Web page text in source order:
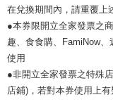
在兌換期間內，請重覆上
●本券限開立全家發票之
趣、食食購、FamiNow
使用
●非開立全家發票之特殊
店鋪)，若對本券使用上